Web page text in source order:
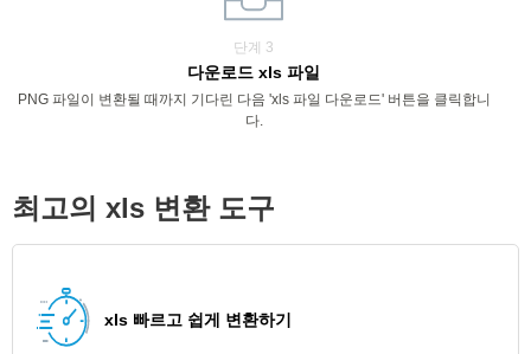
단계 3
다운로드 xls 파일
PNG 파일이 변환될 때까지 기다린 다음 'xls 파일 다운로드' 버튼을 클릭합니
다.
최고의 xls 변환 도구
xls 빠르고 쉽게 변환하기